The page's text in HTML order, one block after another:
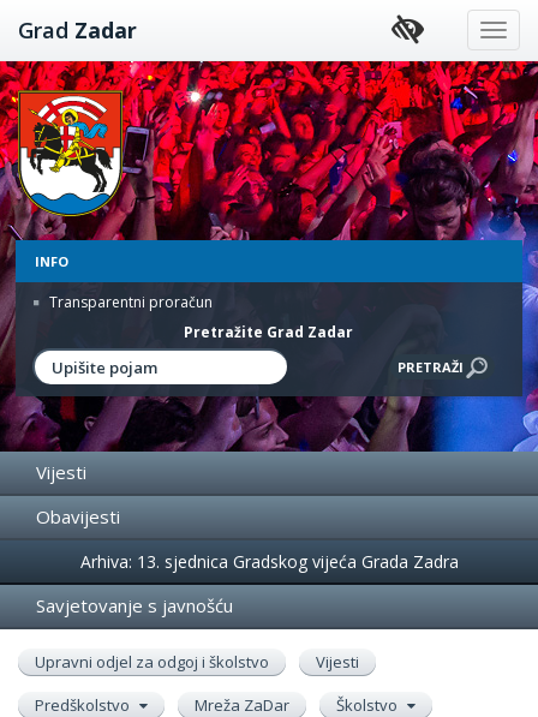
Preskoči
na
sadržaj
Grad Zadar
INFO
Transparentni proračun
Pretražite Grad Zadar
Vijesti
Obavijesti
Događanja
Arhiva: 13. sjednica Gradskog vijeća Grada Zadra
Savjetovanje s javnošću
Upravni odjel za odgoj i školstvo
Vijesti
Predškolstvo
Mreža ZaDar
Školstvo